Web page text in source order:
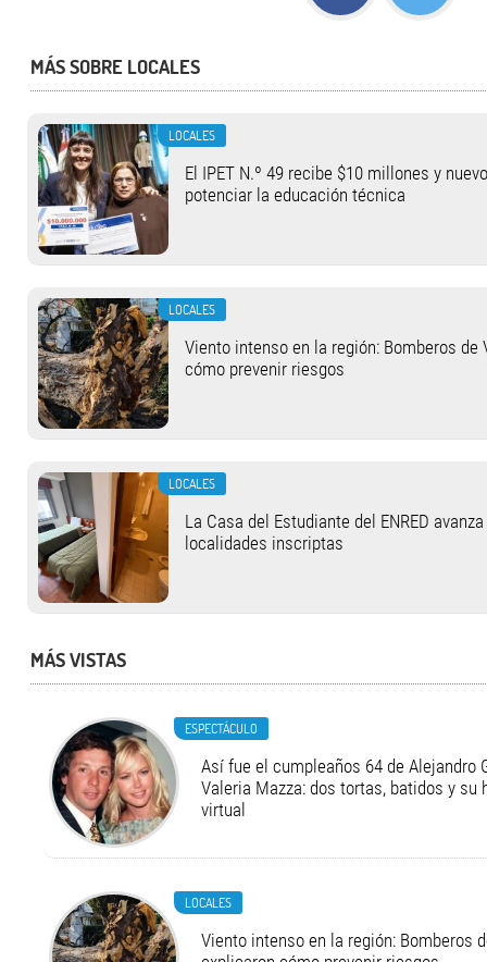
MÁS SOBRE LOCALES
LOCALES
El IPET N.º 49 recibe $10 millones y
potenciar la educación técnica
LOCALES
Viento intenso en la región: Bomberos
cómo prevenir riesgos
LOCALES
La Casa del Estudiante del ENRED
localidades inscriptas
MÁS VISTAS
ESPECTÁCULO
Así fue el cumpleaños 64 de Alejandro
Valeria Mazza: dos tortas, batidos y su
virtual
LOCALES
Viento intenso en la región: Bomberos